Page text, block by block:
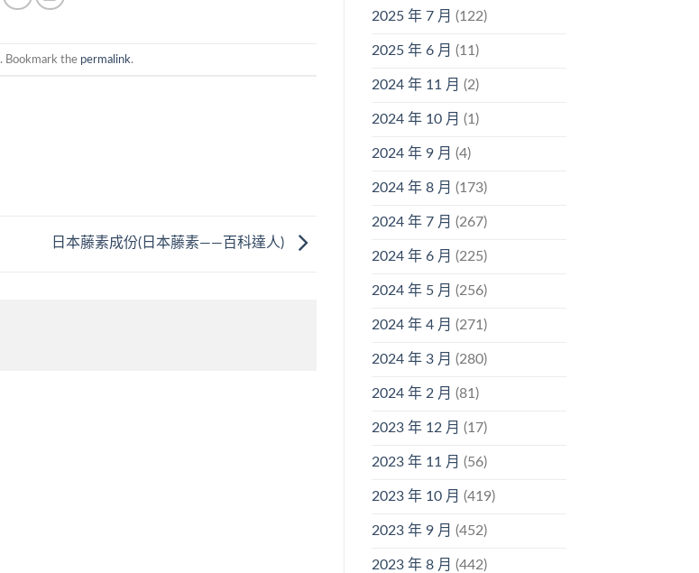
. Bookmark the permalink.
日本藤素成份(日本藤素——百科達人)
2025 年 7 月 (122)
2025 年 6 月 (11)
2024 年 11 月 (2)
2024 年 10 月 (1)
2024 年 9 月 (4)
2024 年 8 月 (173)
2024 年 7 月 (267)
2024 年 6 月 (225)
2024 年 5 月 (256)
2024 年 4 月 (271)
2024 年 3 月 (280)
2024 年 2 月 (81)
2023 年 12 月 (17)
2023 年 11 月 (56)
2023 年 10 月 (419)
2023 年 9 月 (452)
2023 年 8 月 (442)